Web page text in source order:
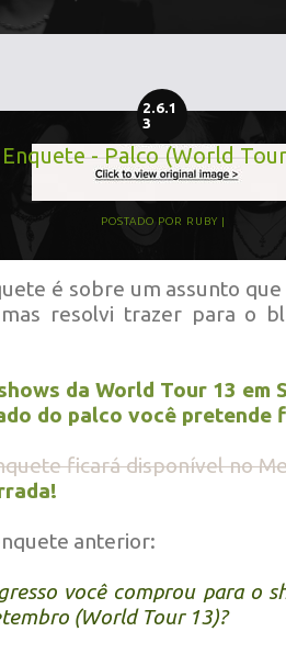
2.6.1
3
Enquete - Palco (World
POSTADO POR RUBY
é sobre um assunto
mas resolvi trazer para o
da World Tour 13 em
do palco você pretende
ficará disponível no
anterior:
você comprou para o
(World Tour 13)?